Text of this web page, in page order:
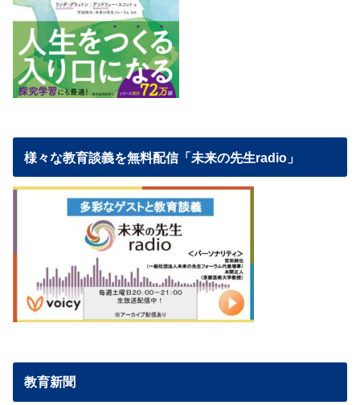
様々な教育談義を無料配信「未来の先生radio」
教育新聞